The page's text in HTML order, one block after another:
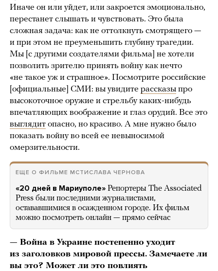
Иначе он или уйдет, или закроется эмоционально,
перестанет слышать и чувствовать. Это была
сложная задача: как не оттолкнуть смотрящего —
и при этом не преуменьшить глубину трагедии.
Мы [с другими создателями фильма] не хотели
позволить зрителю принять войну как нечто
«не такое уж и страшное». Посмотрите российские
[официальные] СМИ: вы увидите рассказы про
высокоточное оружие и стрельбу каких-нибудь
впечатляющих воображение и глаз орудий. Все это
выглядит опасно, но красиво. А мне нужно было
показать войну во всей ее невыносимой
омерзительности.
ЕЩЕ О ФИЛЬМЕ МСТИСЛАВА ЧЕРНОВА
«20 дней в Мариуполе» Репортеры The Associated
Press были последними журналистами,
остававшимися в осажденном городе. Их фильм
можно посмотреть онлайн — прямо сейчас
— Война в Украине постепенно уходит
из заголовков мировой прессы. Замечаете ли
вы это? Может ли это повлиять